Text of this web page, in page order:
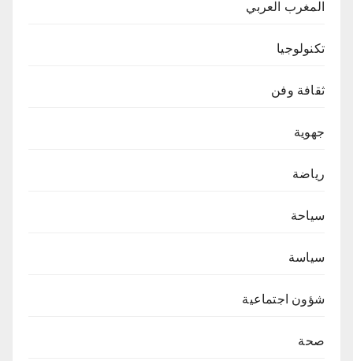
المغرب العربي
تكنولوجيا
ثقافة وفن
جهوية
رياضة
سياحة
سياسة
شؤون اجتماعية
صحة